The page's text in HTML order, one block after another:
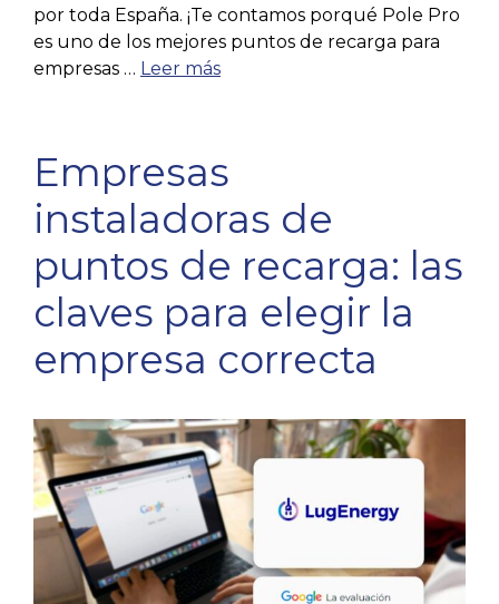
por toda España. ¡Te contamos porqué Pole Pro
es uno de los mejores puntos de recarga para
empresas … Leer más
Empresas
instaladoras de
puntos de recarga: las
claves para elegir la
empresa correcta